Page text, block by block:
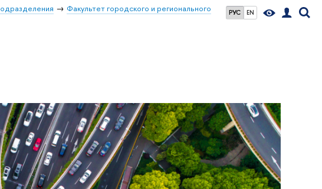
РУС EN
Факультет городского и регионального